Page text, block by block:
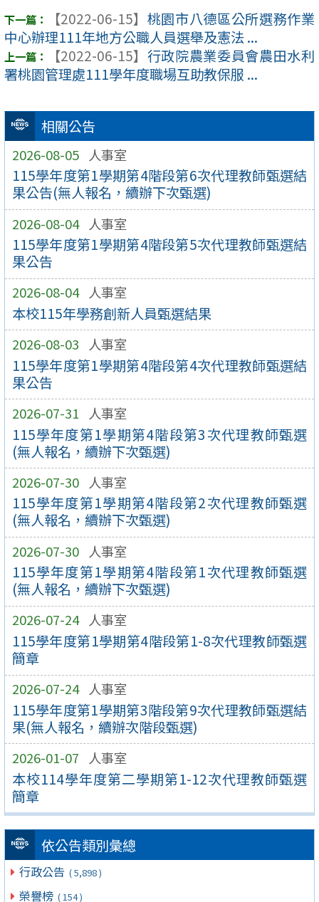
相關公告
2026-08-05 人事室
115學年度第1學期第4階段第6次代理教師甄選結
果公告(無人報名，續辦下次甄選)
2026-08-04 人事室
115學年度第1學期第4階段第5次代理教師甄選結
果公告
2026-08-04 人事室
本校115年學務創新人員甄選結果
2026-08-03 人事室
115學年度第1學期第4階段第4次代理教師甄選結
果公告
2026-07-31 人事室
115學年度第1學期第4階段第3次代理教師甄選
(無人報名，續辦下次甄選)
2026-07-30 人事室
115學年度第1學期第4階段第2次代理教師甄選
(無人報名，續辦下次甄選)
2026-07-30 人事室
115學年度第1學期第4階段第1次代理教師甄選
(無人報名，續辦下次甄選)
2026-07-24 人事室
115學年度第1學期第4階段第1-8次代理教師甄選
簡章
2026-07-24 人事室
115學年度第1學期第3階段第9次代理教師甄選結
果(無人報名，續辦次階段甄選)
2026-01-07 人事室
本校114學年度第二學期第1-12次代理教師甄選
簡章
依公告類別彙總
行政公告 ( 5,898 )
榮譽榜 ( 154 )
【2022-06-15】 桃園市八德區公所選務作業
中心辦理111年地方公職人員選舉及憲法 ...
【2022-06-15】 行政院農業委員會農田水利
署桃園管理處111學年度職場互助教保服 ...